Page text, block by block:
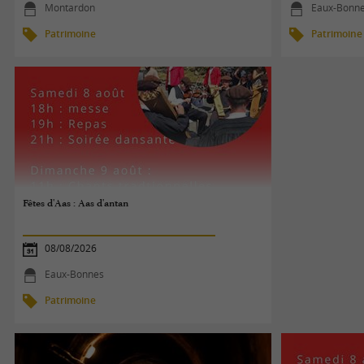
Montardon
Patrimoine
Eaux-
Patrimoine
Fêtes d'Aas : Aas d'antan
08/08/2026
Eaux-Bonnes
Patrimoine